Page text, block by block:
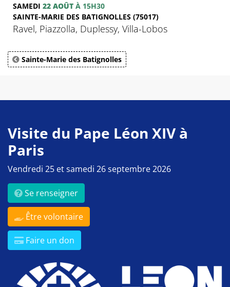
SAMEDI 22 AOÛT À 15H30
SAINTE-MARIE DES BATIGNOLLES (75017)
Ravel, Piazzolla, Duplessy, Villa-Lobos
Sainte-Marie des Batignolles
Visite du Pape Léon XIV à
Paris
Vendredi 25 et samedi 26 septembre 2026
Se renseigner
Être volontaire
Faire un don